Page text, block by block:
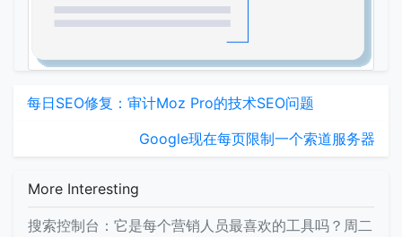
每日SEO修复：审计Moz Pro的技术SEO问题
Google现在每页限制一个索道服务器
More Interesting
搜索控制台：它是每个营销人员最喜欢的工具吗？周二